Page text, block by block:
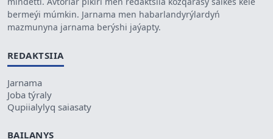
bermeýi múmkin. Jarnama men habarlandyrýlardyń
mazmunyna jarnama berýshi jaýapty.
REDAKTSIIA
Jarnama
Joba týraly
Qupiialylyq saiasaty
BAILANYS